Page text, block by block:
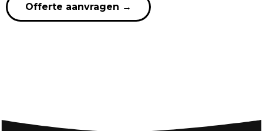
Offerte aanvragen →